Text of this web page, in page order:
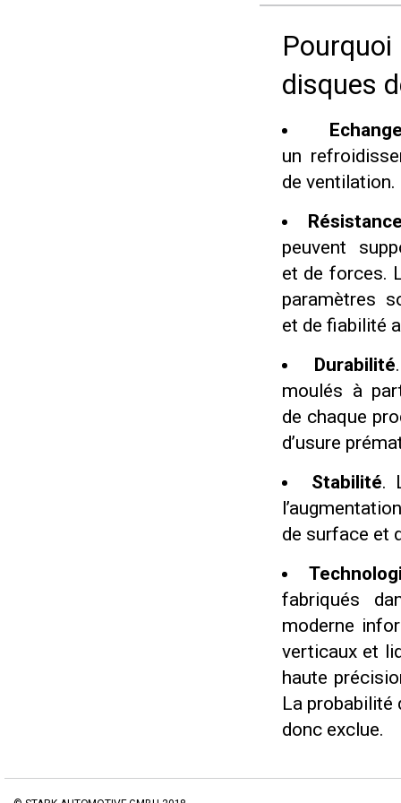
disques
un
de
peuvent
et de forces.
paramètres
et de fiabilité
Durabilité
moulés à
de chaque
d’usure
Stabilité.
de surface et
fabriqués
moderne
verticaux et
haute
La
donc exclue.